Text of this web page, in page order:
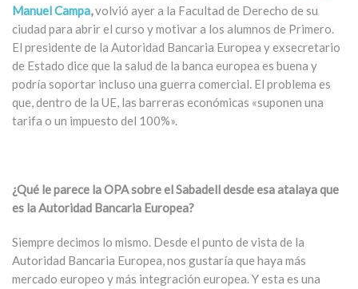
Manuel Campa,volvió ayer a la Facultad de Derecho de su
ciudad para abrir el curso y motivar a los alumnos de Primero.
El presidente de la Autoridad Bancaria Europea y exsecretario
de Estado dice que la salud de la banca europea es buena y
podría soportar incluso una guerra comercial. El problema es
que, dentro de la UE, las barreras económicas «suponen una
tarifa o un impuesto del 100%».
¿Qué le parece la OPA sobre el Sabadell desde esa atalaya que
es la Autoridad Bancaria Europea?
Siempre decimos lo mismo. Desde el punto de vista de la
Autoridad Bancaria Europea, nos gustaría que haya más
mercado europeo y más integración europea. Y esta es una